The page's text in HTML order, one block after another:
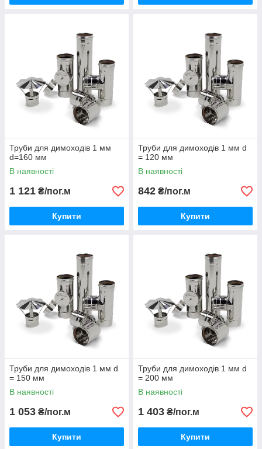
Труби для димоходів 1 мм
d=160 мм
В наявності
1 121 ₴/пог.м
Купити
Труби для димоходів 1 мм d
= 120 мм
В наявності
842 ₴/пог.м
Купити
Труби для димоходів 1 мм d
= 150 мм
В наявності
1 053 ₴/пог.м
Купити
Труби для димоходів 1 мм d
= 200 мм
В наявності
1 403 ₴/пог.м
Купити